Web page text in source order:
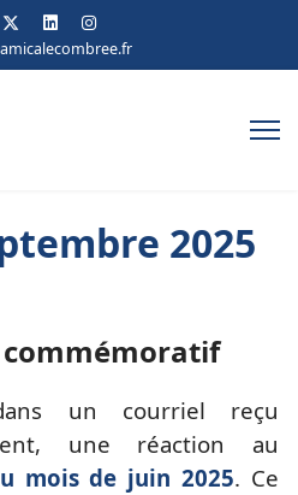
2025
un courriel reçu
une réaction au
mois de juin 2025. Ce